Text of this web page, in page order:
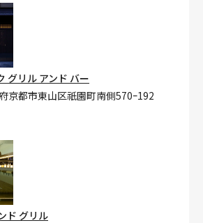
グリル アンド バー
京都市東山区祇園町南側570ｰ192
ド グリル